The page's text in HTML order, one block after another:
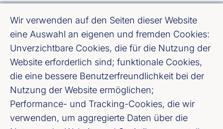
Wir verwenden auf den Seiten dieser Website
eine Auswahl an eigenen und fremden Cookies:
Unverzichtbare Cookies, die für die Nutzung der
Website erforderlich sind; funktionale Cookies,
die eine bessere Benutzerfreundlichkeit bei der
Nutzung der Website ermöglichen;
Performance- und Tracking-Cookies, die wir
verwenden, um aggregierte Daten über die
Bundesverband deutscher Banken e. V.
Burgstraße 28, 10178 Berlin
Fußzeile (Bankenverband)
Impressum